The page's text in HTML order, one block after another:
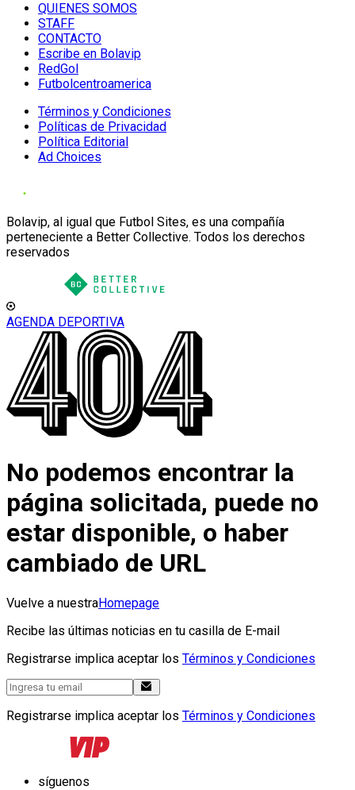
QUIENES SOMOS
STAFF
CONTACTO
Escribe en Bolavip
RedGol
Futbolcentroamerica
Términos y Condiciones
Políticas de Privacidad
Política Editorial
Ad Choices
Bolavip, al igual que Futbol Sites, es una compañía
perteneciente a Better Collective. Todos los derechos
reservados
AGENDA DEPORTIVA
No podemos encontrar la
página solicitada, puede no
estar disponible, o haber
cambiado de URL
Vuelve a nuestraHomepage
Recibe las últimas noticias en tu casilla de E-mail
Registrarse implica aceptar los Términos y Condiciones
Registrarse implica aceptar los Términos y Condiciones
síguenos